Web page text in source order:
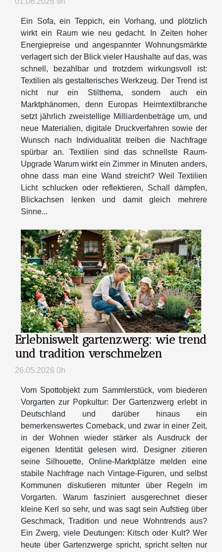
Ein Sofa, ein Teppich, ein Vorhang, und plötzlich
wirkt ein Raum wie neu gedacht. In Zeiten hoher
Energiepreise und angespannter Wohnungsmärkte
verlagert sich der Blick vieler Haushalte auf das, was
schnell, bezahlbar und trotzdem wirkungsvoll ist:
Textilien als gestalterisches Werkzeug. Der Trend ist
nicht nur ein Stilthema, sondern auch ein
Marktphänomen, denn Europas Heimtextilbranche
setzt jährlich zweistellige Milliardenbeträge um, und
neue Materialien, digitale Druckverfahren sowie der
Wunsch nach Individualität treiben die Nachfrage
spürbar an. Textilien sind das schnellste Raum-
Upgrade Warum wirkt ein Zimmer in Minuten anders,
ohne dass man eine Wand streicht? Weil Textilien
Licht schlucken oder reflektieren, Schall dämpfen,
Blickachsen lenken und damit gleich mehrere
Sinne...
Erlebniswelt gartenzwerg: wie trend
und tradition verschmelzen
26.05.2026 0h
Vom Spottobjekt zum Sammlerstück, vom biederen
Vorgarten zur Popkultur: Der Gartenzwerg erlebt in
Deutschland und darüber hinaus ein
bemerkenswertes Comeback, und zwar in einer Zeit,
in der Wohnen wieder stärker als Ausdruck der
eigenen Identität gelesen wird. Designer zitieren
seine Silhouette, Online-Marktplätze melden eine
stabile Nachfrage nach Vintage-Figuren, und selbst
Kommunen diskutieren mitunter über Regeln im
Vorgarten. Warum fasziniert ausgerechnet dieser
kleine Kerl so sehr, und was sagt sein Aufstieg über
Geschmack, Tradition und neue Wohntrends aus?
Ein Zwerg, viele Deutungen: Kitsch oder Kult? Wer
heute über Gartenzwerge spricht, spricht selten nur